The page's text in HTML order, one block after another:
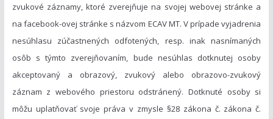
zvukové záznamy, ktoré zverejňuje na svojej webovej stránke a
na facebook-ovej stránke s názvom ECAV MT. V prípade vyjadrenia
nesúhlasu zúčastnených odfotených, resp. inak nasnímaných
osôb s týmto zverejňovaním, bude nesúhlas dotknutej osoby
akceptovaný a obrazový, zvukový alebo obrazovo-zvukový
záznam z webového priestoru odstránený. Dotknuté osoby si
môžu uplatňovať svoje práva v zmysle §28 zákona č. zákona č.